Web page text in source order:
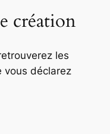
création
les
vous déclarez